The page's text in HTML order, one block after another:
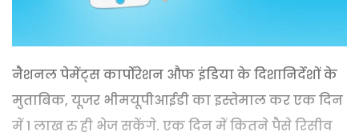
नैशनल पेमेंट्स कार्पोरेशन औफ इंडिया के दिशानिर्देशों के
मुताबिक, यूजर भीमयूपीआईडी का इस्तेमाल कर एक दिन
में 1 लाख रु ही भेज सकेंगे. एक दिन में कितने पैसे रिसीव